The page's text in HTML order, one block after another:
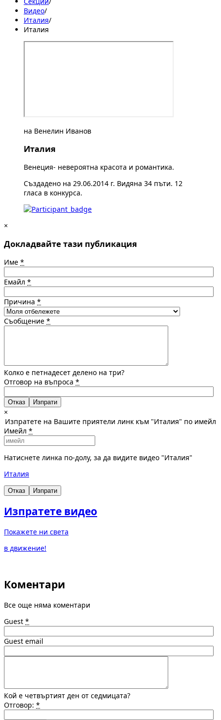
Видеo/
Италия/
Италия
на Венелин Иванов
Италия
Венеция- невероятна красота и романтика.
Създадено на 29.06.2014 г. Видяна 34 пъти. 12
гласа в конкурса.
×
Докладвайте тази публикация
Име *
Емайл *
Причина *
Съобщение *
Колко е петнадесет делено на три?
Отговор на въпроса *
Отказ
×
Изпратете на Вашите приятели линк към "Италия" по имейл
Имейл *
Натиснете линка по-долу, за да видите видео "Италия"
Италия
Отказ Изпрати
Изпратете видео
Покажете ни света
в движение!
Коментари
Все още няма коментари
Guest *
Guest email
Кой е четвъртият ден от седмицата?
Отговор: *